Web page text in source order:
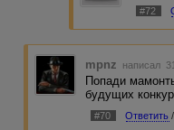
#72
mpnz написал
Попади
будущих
#70 Ответить /